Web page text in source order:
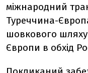
міжнародний
Туреччина-
шовкового шляху
Європи в обхід